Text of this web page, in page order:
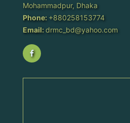
Mohammadpur, Dhaka
Phone: +880258153774
Email: drmc_bd@yahoo.com